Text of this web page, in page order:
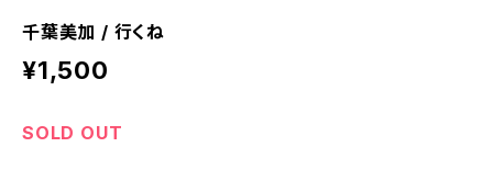
千葉美加 / 行くね
¥1,500
SOLD OUT